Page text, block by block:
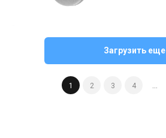
Канальный вентилятор Ostberg CK
8 381 грн
Загрузить еще
1 2 3 4 ...